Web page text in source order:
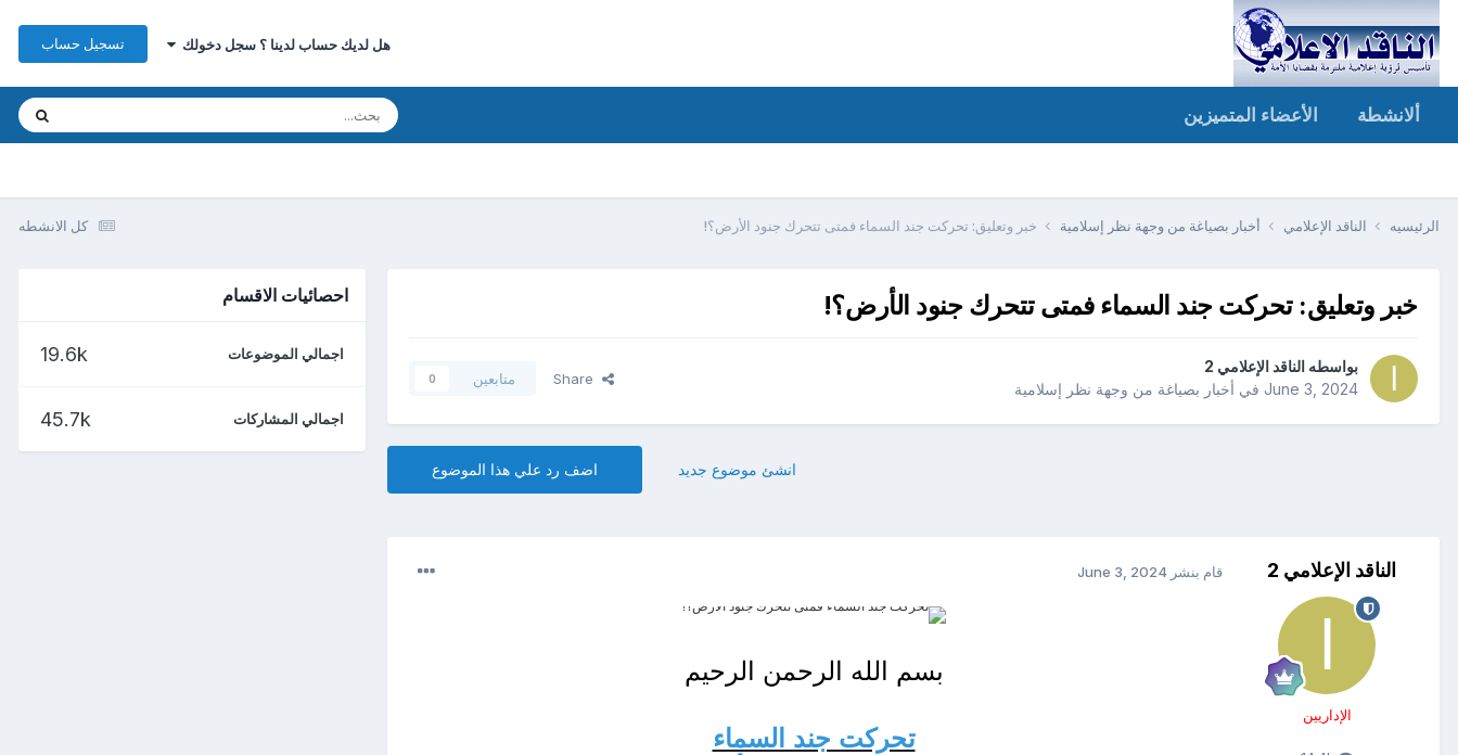
هل لديك حساب لدينا ؟ سجل دخولك تسجيل حساب
ألانشطة الأعضاء المتميزين
كل الانشطه الرئيسيه الناقد الإعلامي أخبار بصياغة من وجهة نظر إسلامية خبر وتعليق: تحركت جند السماء فمتى تتحرك جنود الأرض؟!
خبر وتعليق: تحركت جند السماء فمتى تتحرك جنود الأرض؟!
بواسطه الناقد الإعلامي 2
June 3, 2024 في أخبار بصياغة من وجهة نظر إسلامية
متابعين 0
اضف رد علي هذا الموضوع انشئ موضوع جديد
الناقد الإعلامي 2
الإداريين
قام بنشر June 3, 2024
بسم الله الرحمن الرحيم
تحركت جند السماء
احصائيات الاقسام
اجمالي الموضوعات 19.6k
اجمالي المشاركات 45.7k